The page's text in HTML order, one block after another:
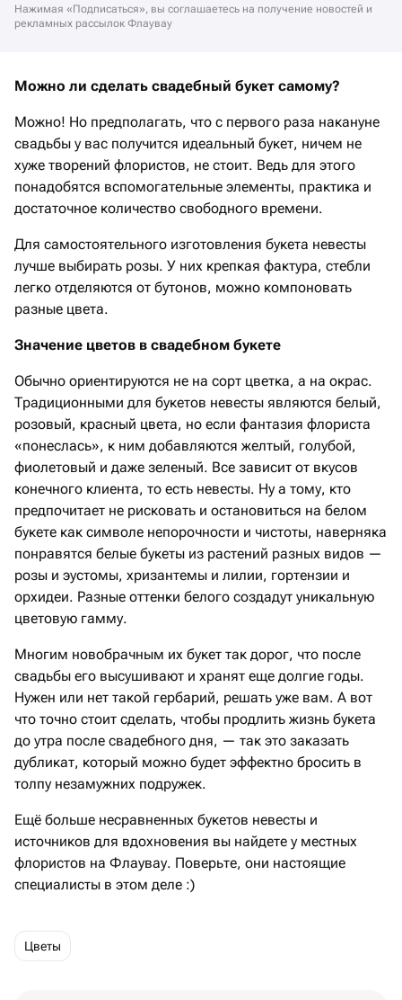
Нажимая «Подписаться», вы соглашаетесь на получение новостей и
рекламных рассылок Флаувау
Можно ли сделать свадебный букет самому?
Можно! Но предполагать, что с первого раза накануне
свадьбы у вас получится идеальный букет, ничем не
хуже творений флористов, не стоит. Ведь для этого
понадобятся вспомогательные элементы, практика и
достаточное количество свободного времени.
Для самостоятельного изготовления букета невесты
лучше выбирать розы. У них крепкая фактура, стебли
легко отделяются от бутонов, можно компоновать
разные цвета.
Значение цветов в свадебном букете
Обычно ориентируются не на сорт цветка, а на окрас.
Традиционными для букетов невесты являются белый,
розовый, красный цвета, но если фантазия флориста
«понеслась», к ним добавляются желтый, голубой,
фиолетовый и даже зеленый. Все зависит от вкусов
конечного клиента, то есть невесты. Ну а тому, кто
предпочитает не рисковать и остановиться на белом
букете как символе непорочности и чистоты, наверняка
понравятся белые букеты из растений разных видов —
розы и эустомы, хризантемы и лилии, гортензии и
орхидеи. Разные оттенки белого создадут уникальную
цветовую гамму.
Многим новобрачным их букет так дорог, что после
свадьбы его высушивают и хранят еще долгие годы.
Нужен или нет такой гербарий, решать уже вам. А вот
что точно стоит сделать, чтобы продлить жизнь букета
до утра после свадебного дня, — так это заказать
дубликат, который можно будет эффектно бросить в
толпу незамужних подружек.
Ещё больше несравненных букетов невесты и
источников для вдохновения вы найдете у местных
флористов на Флаувау. Поверьте, они настоящие
специалисты в этом деле :)
Цветы